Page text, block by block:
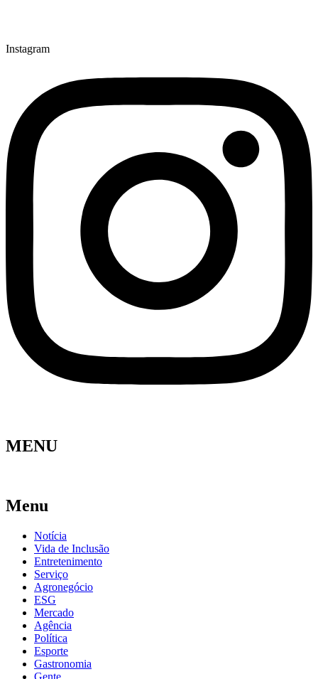
Instagram
MENU
Menu
Notícia
Vida de Inclusão
Entretenimento
Serviço
Agronegócio
ESG
Mercado
Agência
Política
Esporte
Gastronomia